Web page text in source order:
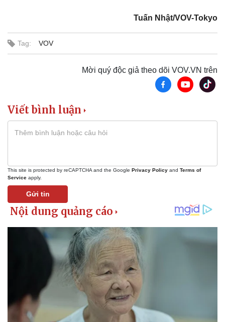
Tư vấn luật
Quân sự - Quốc phòng
Vũ khí
Việt Nam
Phân tích
Tuấn Nhật/VOV-Tokyo
Tag: VOV
Mời quý độc giả theo dõi VOV.VN trên
Viết bình luận
This site is protected by reCAPTCHA and the Google Privacy Policy and Terms of
Service apply.
Gửi tin